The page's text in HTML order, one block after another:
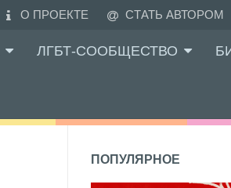
О ПРОЕКТЕ СТАТЬ АВТОРОМ
ЛГБТ-СООБЩЕСТВО
ПОПУЛЯРНОЕ